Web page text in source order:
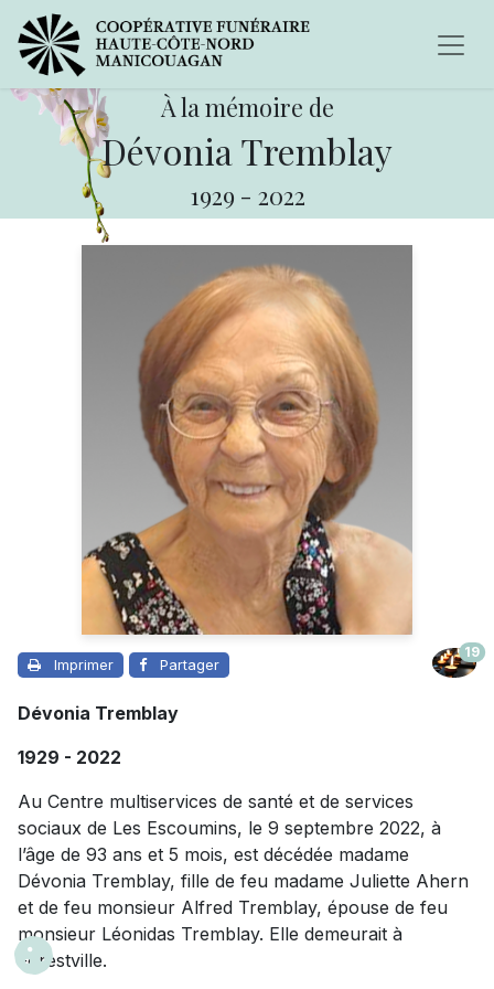
À la mémoire de
Dévonia Tremblay
1929 - 2022
Imprimer Partager
19
Dévonia Tremblay
1929 - 2022
Au Centre multiservices de santé et de services
sociaux de Les Escoumins, le 9 septembre 2022, à
l’âge de 93 ans et 5 mois, est décédée madame
Dévonia Tremblay, fille de feu madame Juliette Ahern
et de feu monsieur Alfred Tremblay, épouse de feu
monsieur Léonidas Tremblay. Elle demeurait à
Forestville.